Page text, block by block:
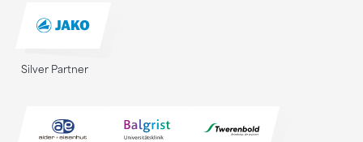
Silver Partner